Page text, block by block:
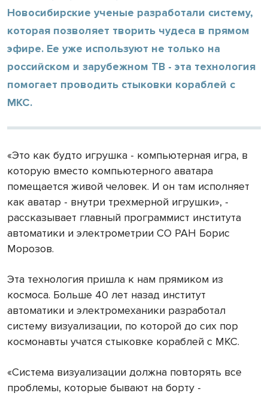
Новосибирские ученые разработали систему,
которая позволяет творить чудеса в прямом
эфире. Ее уже используют не только на
российском и зарубежном ТВ - эта технология
помогает проводить стыковки кораблей с
МКС.
«Это как будто игрушка - компьютерная игра, в
которую вместо компьютерного аватара
помещается живой человек. И он там исполняет
как аватар - внутри трехмерной игрушки», -
рассказывает главный программист института
автоматики и электрометрии СО РАН Борис
Морозов.
Эта технология пришла к нам прямиком из
космоса. Больше 40 лет назад институт
автоматики и электромеханики разработал
систему визуализации, по которой до сих пор
космонавты учатся стыковке кораблей с МКС.
«Система визуализации должна повторять все
проблемы, которые бывают на борту -